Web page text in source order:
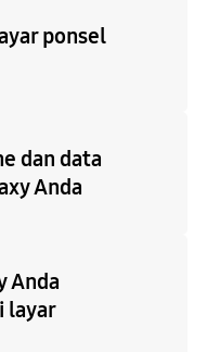
ponsel
dan data
Anda
Anda
layar